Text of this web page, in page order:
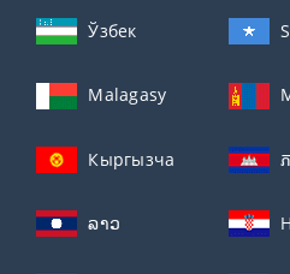
Ўзбек
Malagasy
Кыргызча
ລາວ